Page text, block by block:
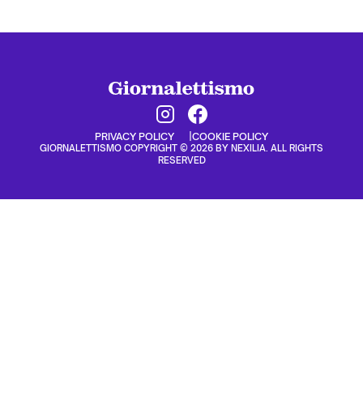
PRIVACY POLICY COOKIE POLICY
GIORNALETTISMO COPYRIGHT © 2026 BY NEXILIA. ALL RIGHTS
RESERVED